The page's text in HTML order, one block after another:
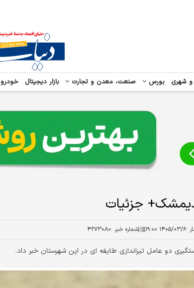
شهری بورس صنعت، معدن و تجارت بازار دیجیتال خودرو
جزئیات
:۱۴۰۵/۰۳/۶ ۱۹:۰۰ شماره خبر :۴۲۷۳۰۸۰
دو عامل تیراندازی طایفه ای در این شهرستان خبر داد.